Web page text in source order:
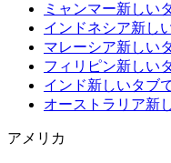
ミャンマー新しい
インドネシア新し
マレーシア新しい
フィリピン新しい
インド新しいタブ
オーストラリア新
アメリカ